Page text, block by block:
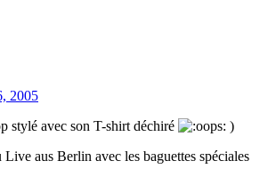
2005
stylé avec son T-shirt déchiré
)
aus Berlin avec les baguettes spéciales